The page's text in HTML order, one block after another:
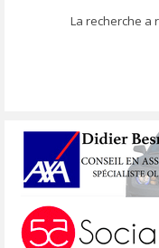
La recherche a